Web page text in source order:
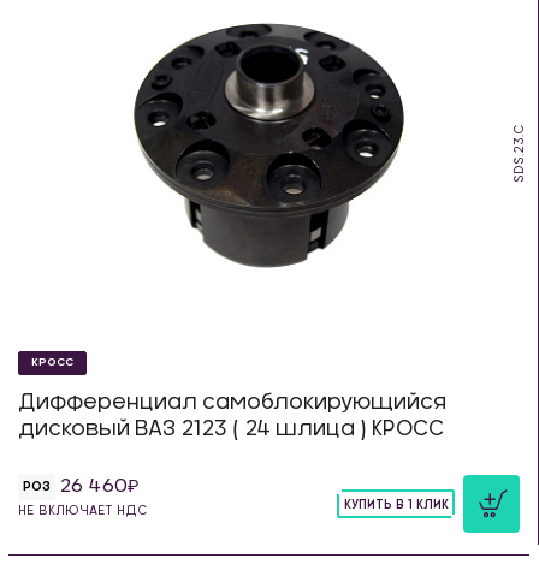
SDS.23.C
КРОСС
Дифференциал самоблокирующийся
дисковый ВАЗ 2123 ( 24 шлица ) КРОСС
РОЗ 26 460
НЕ ВКЛЮЧАЕТ НДС
КУПИТЬ В 1 КЛИК